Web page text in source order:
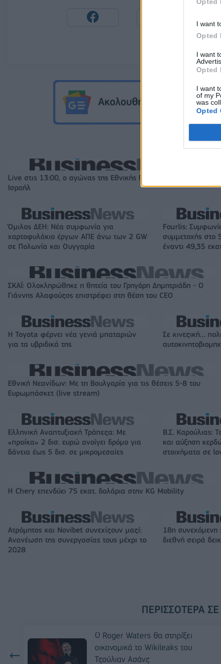
I want
Opted
I want
Opted
I want
of my
was
Opted
Live στις 13:00, ο αγώνας της Εθνικής Παίδων κόντρα στο
Ισραήλ
Όμιλος ΔΕΗ: Νέα συμφωνία για
χαρτοφυλάκιο έργων ΑΠΕ άνω των 2 GW
σε Πολωνία και Ουγγαρία
Fourlis:
συμμετοχής
έναντι 49,35
ΣΚΑΪ: Ολοκληρώθηκε η θητεία του Γρηγόρη Δημητριάδη - Ο
Γιάννης Αλαφούζος επιστρέφει στη θέση του CEO
Η Toyota φέρνει νέα γενιά μπαταριών
για τα υβριδικά της
Σε κινεζική…
Εθνική Νεανίδων: Με τη Βουλγαρία για τις θέσεις 5-8 του
Ευρωμπάσκετ (live stream)
Ελληνική Αναπτυξιακή Τράπεζα: Με
«προίκα» 2 δισ. ευρώ ανοίγει δρόμο για
δάνεια έως 5 δισ. σε μικρομεσαίες
Β.Σ. Καρούλιας:
και αύξηση
στοιχήματα σε
Η Chery επενδύει 75 εκατ. δολάρια στην KG Mobility
Ατρόμητος και Novibet συνεχίζουν μαζί:
Ανανέωση της συνεργασίας τους μέχρι το
2028
18η συνεχόμενη
διεθνή σειρά
ΠΕΡΙΣΣΌΤΕΡΑ
Ο Roger Waters θα στηρίξει
οικονομικά το Wikileaks του
Τζούλιαν Ασάνζ